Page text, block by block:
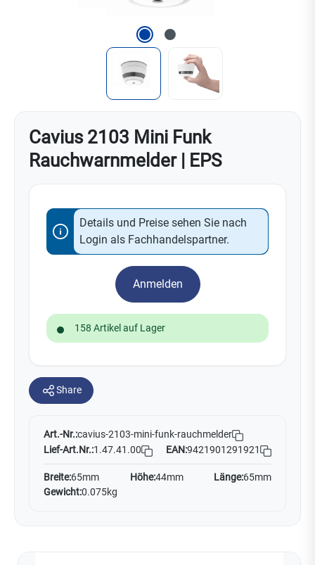
Cavius 2103 Mini Funk
Rauchwarnmelder | EPS
Details und Preise sehen Sie nach
Login als Fachhandelspartner.
Anmelden
158 Artikel auf Lager
Share
Art.-Nr.:cavius-2103-mini-funk-rauchmelder
Lief-Art.Nr.:1.47.41.00 EAN:9421901291921
Breite:65mm Höhe:44mm Länge:65mm
Gewicht:0.075kg